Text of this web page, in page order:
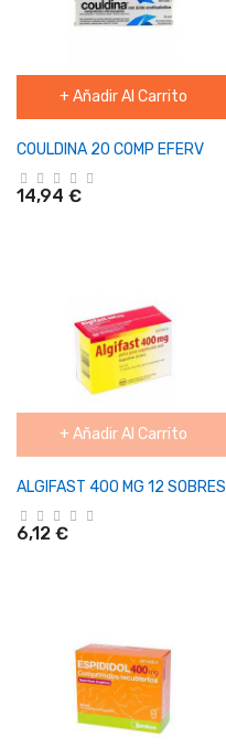
+ Añadir Al Carrito
COULDINA 20 COMP EFERV
14,94 €
+ Añadir Al Carrito
ALGIFAST 400 MG 12 SOBRES
6,12 €